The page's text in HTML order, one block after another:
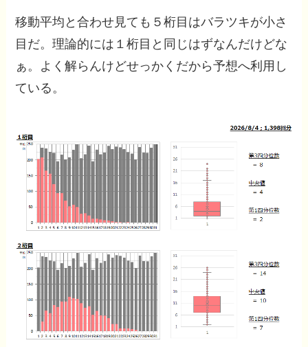
移動平均と合わせ見ても５桁目はバラツキが小さ
目だ。理論的には１桁目と同じはずなんだけどな
ぁ。よく解らんけどせっかくだから予想へ利用し
ている。